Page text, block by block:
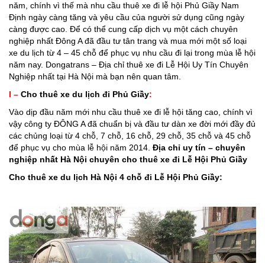
năm, chính vì thế mà nhu cầu thuê xe đi lễ hội Phủ Giầy Nam
Định ngày càng tăng và yêu cầu của người sử dụng cũng ngày
càng được cao. Để có thể cung cấp dịch vụ một cách chuyên
nghiệp nhất Đông A đã đầu tư tân trang và mua mới một số loại
xe du lịch từ 4 – 45 chỗ để phục vụ nhu cầu đi lại trong mùa lễ hội
năm nay. Dongatrans – Địa chỉ thuê xe đi Lễ Hội Uy Tín Chuyên
Nghiệp nhất tại Hà Nội mà bạn nên quan tâm.
I – Cho thuê xe du lịch đi Phủ Giầy:
Vào dịp đầu năm mới nhu cầu thuê xe đi lễ hội tăng cao, chính vì
vậy công ty ĐÔNG A đã chuẩn bị và đầu tư dàn xe đời mới đầy đủ
các chủng loại từ 4 chỗ, 7 chỗ, 16 chỗ, 29 chỗ, 35 chỗ và 45 chỗ
để phục vụ cho mùa lễ hội năm 2014. Địa chỉ uy tín – chuyên
nghiệp nhất Hà Nội chuyên cho thuê xe đi Lễ Hội Phủ Giầy
Cho thuê xe du lịch Hà Nội 4 chỗ đi Lễ Hội Phủ Giầy: